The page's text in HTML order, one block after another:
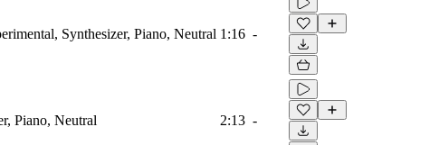
Synthesizer, Piano, Neutral 1:16 -
Piano, Neutral 2:13 -